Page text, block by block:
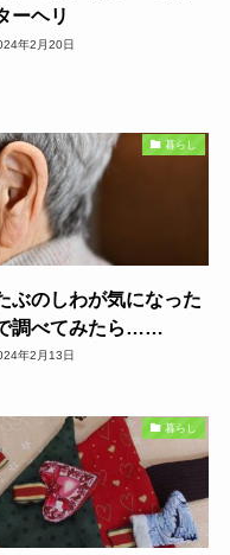
ーヘリ
年2月20日
暮らし
ぶのしわが気になった
調べてみたら……
年2月13日
暮らし